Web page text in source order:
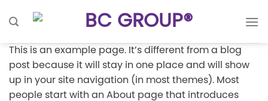
This is an example page. It’s different from a blog
post because it will stay in one place and will show
up in your site navigation (in most themes). Most
people start with an About page that introduces